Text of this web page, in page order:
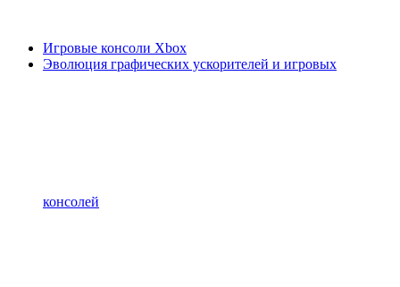
Игровые консоли Xbox
Эволюция графических ускорителей и игровых
консолей